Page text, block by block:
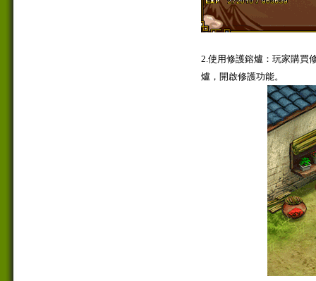
2.使用修護鎔爐：玩家購買
爐，開啟修護功能。